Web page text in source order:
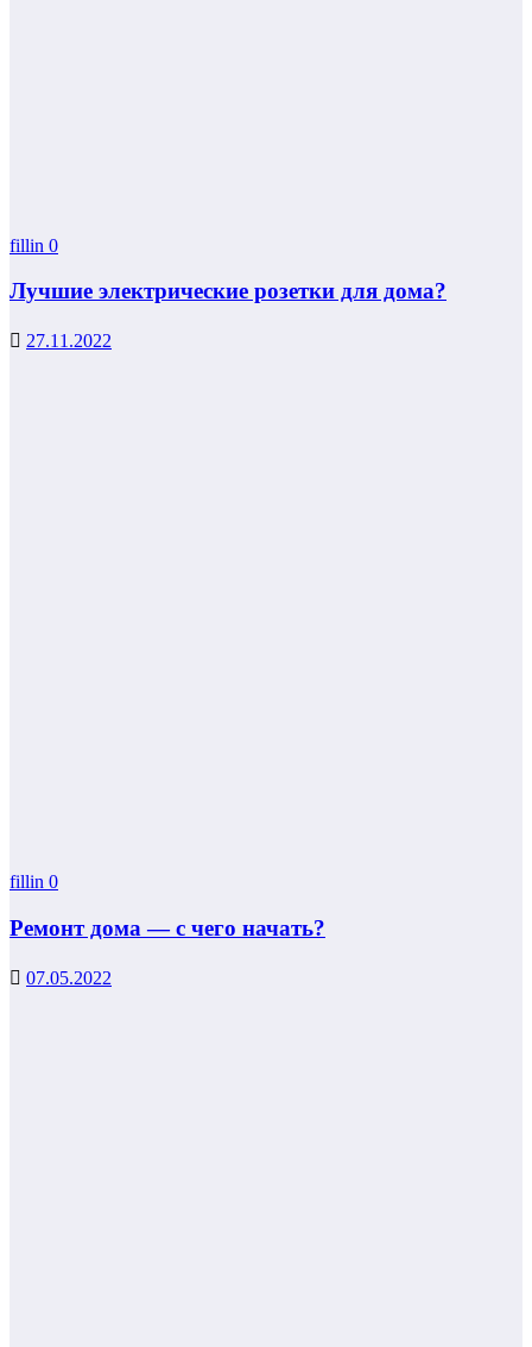
fillin 0
Лучшие электрические розетки для дома?
27.11.2022
fillin 0
Ремонт дома — с чего начать?
07.05.2022